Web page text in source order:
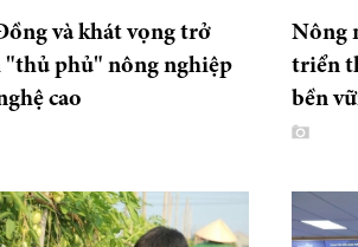
và khát vọng trở
"thủ phủ" nông nghiệp
cao
Nông
triển
bền